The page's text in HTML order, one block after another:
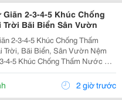
Giãn 2-3-4-5 Khúc Chống
Bãi Biển Sân Vườn
2-3-4-5 Khúc Chống Thấm
Bãi Biển, Sân Vườn Nệm
4-5 Khúc Chống Thấm Nước Có
Màu Sắc Và Chất Liệu Phù
Sản Phẩm Hoàn Thiện Tỉ Mỉ,
2 giờ trước